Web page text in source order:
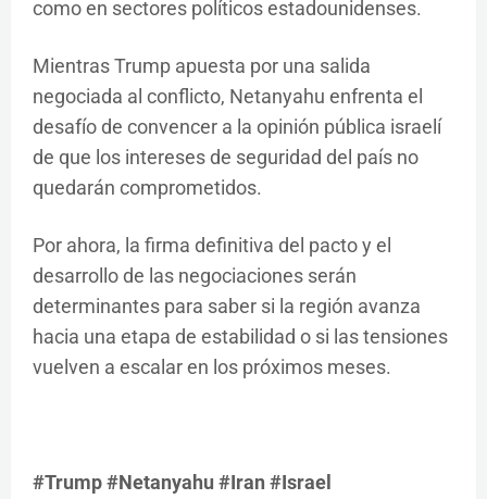
como en sectores políticos estadounidenses.
Mientras Trump apuesta por una salida
negociada al conflicto, Netanyahu enfrenta el
desafío de convencer a la opinión pública israelí
de que los intereses de seguridad del país no
quedarán comprometidos.
Por ahora, la firma definitiva del pacto y el
desarrollo de las negociaciones serán
determinantes para saber si la región avanza
hacia una etapa de estabilidad o si las tensiones
vuelven a escalar en los próximos meses.
#Trump #Netanyahu #Iran #Israel